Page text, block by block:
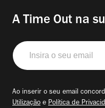
A Time Out na
Insira
o
seu
Ao inserir o seu email
Utilização e Política de